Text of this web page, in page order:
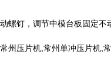
钉，调节中模台板固定
压片机,常州单冲压片机